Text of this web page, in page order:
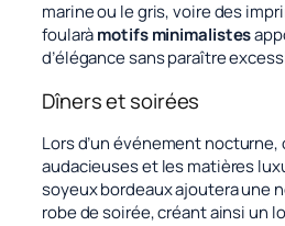
marine ou le gris, voire des
foularàmotifs minimalistes
d’élégance sans paraître
Dîners et soirées
Lors d’un événement
audacieuses et les matières
soyeux bordeaux ajoutera une
robe de soirée, créant ainsi un